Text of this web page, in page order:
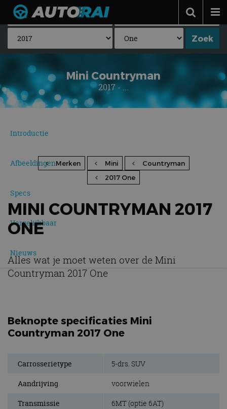
Autonieuws
Podcast
Autotests
Automerken
Adverteren
Contact
Mini Countryman
2017 - ...
Introductie
Afbeeldingen
Specs
Vergelijkbaar
Nieuws
Merken Mini
Countryman
2017 One
MINI COUNTRYMAN 2017
ONE
Alles wat je moet weten over de Mini
Countryman 2017 One
Beknopte specificaties Mini
Countryman 2017 One
Carrosserietype 5-drs. SUV
Aandrijving voorwielen
Transmissie 6MT (optie 6AT)